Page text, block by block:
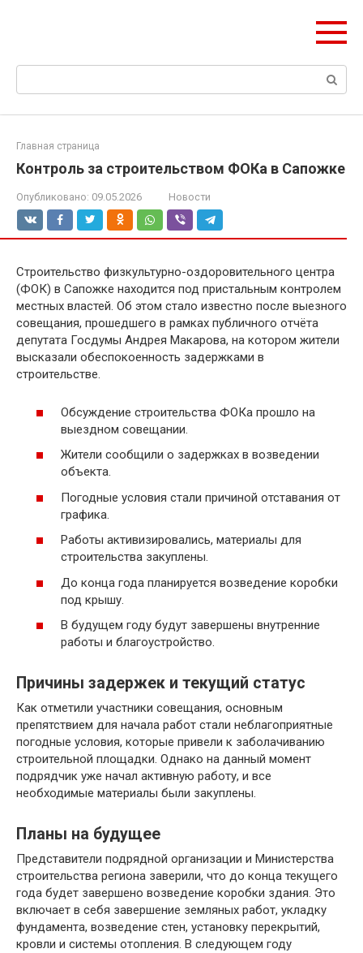
Поиск:
Главная страница
Контроль за строительством ФОКа в Сапожке
Опубликовано: 09.05.2026 Новости
Строительство физкультурно-оздоровительного центра
(ФОК) в Сапожке находится под пристальным контролем
местных властей. Об этом стало известно после выезного
совещания, прошедшего в рамках публичного отчёта
депутата Госдумы Андрея Макарова, на котором жители
высказали обеспокоенность задержками в
строительстве.
Обсуждение строительства ФОКа прошло на
выездном совещании.
Жители сообщили о задержках в возведении
объекта.
Погодные условия стали причиной отставания от
графика.
Работы активизировались, материалы для
строительства закуплены.
До конца года планируется возведение коробки
под крышу.
В будущем году будут завершены внутренние
работы и благоустройство.
Причины задержек и текущий статус
Как отметили участники совещания, основным
препятствием для начала работ стали неблагоприятные
погодные условия, которые привели к заболачиванию
строительной площадки. Однако на данный момент
подрядчик уже начал активную работу, и все
необходимые материалы были закуплены.
Планы на будущее
Представители подрядной организации и Министерства
строительства региона заверили, что до конца текущего
года будет завершено возведение коробки здания. Это
включает в себя завершение земляных работ, укладку
фундамента, возведение стен, установку перекрытий,
кровли и системы отопления. В следующем году